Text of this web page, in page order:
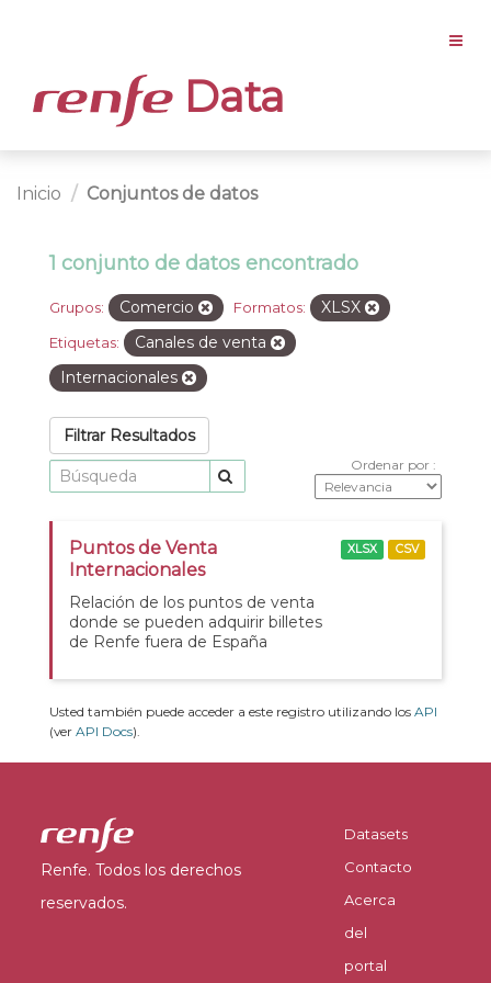
Data
Inicio Conjuntos de datos
1 conjunto de datos encontrado
Grupos: Comercio Formatos: XLSX
Etiquetas:
Canales de venta
Internacionales
Filtrar Resultados
Ordenar por
Puntos de Venta
Internacionales
Relación de los puntos de venta
donde se pueden adquirir billetes
de Renfe fuera de España
XLSX CSV
Usted también puede acceder a este registro utilizando los API
(ver API Docs).
Renfe. Todos los derechos
reservados.
Datasets
Contacto
Acerca
del
portal